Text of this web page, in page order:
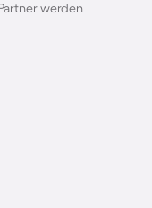
Hund am
Hund an der
werden